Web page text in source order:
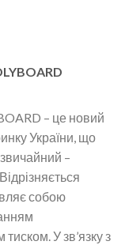
– це новий
України, що
–
собою
У зв’язку з